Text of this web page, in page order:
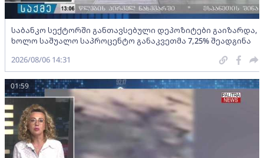
საბანკო სექტორში განთავსებული დეპოზიტები გაიზარდა,
ხოლო საშუალო საპროცენტო განაკვეთმა 7,25% შეადგინა
2026/08/06 14:31
01:59